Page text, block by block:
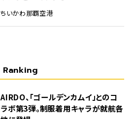
ちいかわ那覇空港
Ranking
AIRDO、「ゴールデンカムイ」とのコ
ラボ第3弾。制服着用キャラが就航各